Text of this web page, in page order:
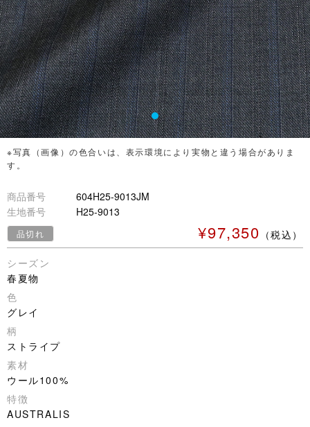
※写真（画像）の色合いは、表示環境により実物と違う場合がありま
す。
商品番号
604H25-9013JM
生地番号
H25-9013
¥97,350 （税込）
品切れ
シーズン
春夏物
色
グレイ
柄
ストライプ
素材
ウール100%
特徴
AUSTRALIS